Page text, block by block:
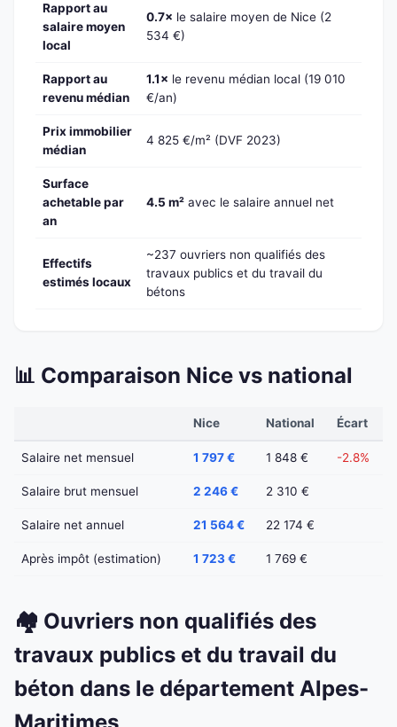
Rapport au
salaire moyen
local
0.7× le salaire moyen de Nice (2
534 €)
Rapport au
revenu médian
1.1× le revenu médian local (19 010
€/an)
Prix immobilier
médian
4 825 €/m² (DVF 2023)
Surface
achetable par
an
4.5 m² avec le salaire annuel net
Effectifs
estimés locaux
~237 ouvriers non qualifiés des
travaux publics et du travail du
bétons
📊 Comparaison Nice vs national
Nice National Écart
Salaire net mensuel 1 797 € 1 848 € -2.8%
Salaire brut mensuel 2 246 € 2 310 €
Salaire net annuel 21 564 € 22 174 €
Après impôt (estimation) 1 723 € 1 769 €
🏘️ Ouvriers non qualifiés des
travaux publics et du travail du
béton dans le département Alpes-